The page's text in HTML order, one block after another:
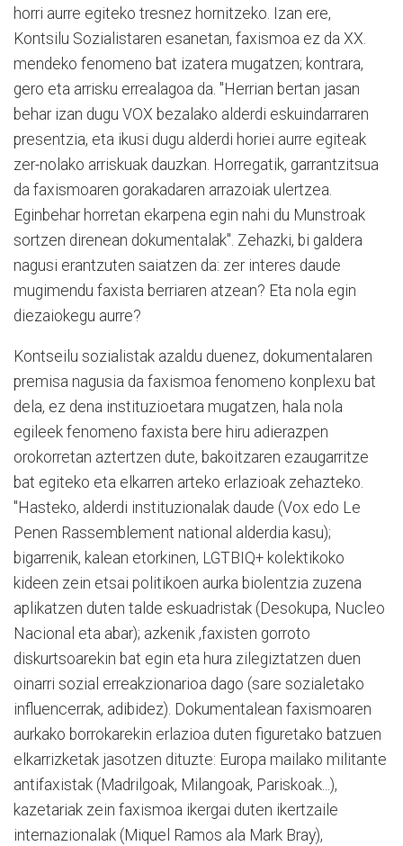
horri aurre egiteko tresnez hornitzeko. Izan ere,
Kontsilu Sozialistaren esanetan, faxismoa ez da XX.
mendeko fenomeno bat izatera mugatzen; kontrara,
gero eta arrisku errealagoa da. "Herrian bertan jasan
behar izan dugu VOX bezalako alderdi eskuindarraren
presentzia, eta ikusi dugu alderdi horiei aurre egiteak
zer-nolako arriskuak dauzkan. Horregatik, garrantzitsua
da faxismoaren gorakadaren arrazoiak ulertzea.
Eginbehar horretan ekarpena egin nahi du Munstroak
sortzen direnean dokumentalak". Zehazki, bi galdera
nagusi erantzuten saiatzen da: zer interes daude
mugimendu faxista berriaren atzean? Eta nola egin
diezaiokegu aurre?
Kontseilu sozialistak azaldu duenez, dokumentalaren
premisa nagusia da faxismoa fenomeno konplexu bat
dela, ez dena instituzioetara mugatzen, hala nola
egileek fenomeno faxista bere hiru adierazpen
orokorretan aztertzen dute, bakoitzaren ezaugarritze
bat egiteko eta elkarren arteko erlazioak zehazteko.
"Hasteko, alderdi instituzionalak daude (Vox edo Le
Penen Rassemblement national alderdia kasu);
bigarrenik, kalean etorkinen, LGTBIQ+ kolektikoko
kideen zein etsai politikoen aurka biolentzia zuzena
aplikatzen duten talde eskuadristak (Desokupa, Nucleo
Nacional eta abar); azkenik ,faxisten gorroto
diskurtsoarekin bat egin eta hura zilegiztatzen duen
oinarri sozial erreakzionarioa dago (sare sozialetako
influencerrak, adibidez). Dokumentalean faxismoaren
aurkako borrokarekin erlazioa duten figuretako batzuen
elkarrizketak jasotzen dituzte: Europa mailako militante
antifaxistak (Madrilgoak, Milangoak, Pariskoak...),
kazetariak zein faxismoa ikergai duten ikertzaile
internazionalak (Miquel Ramos ala Mark Bray),